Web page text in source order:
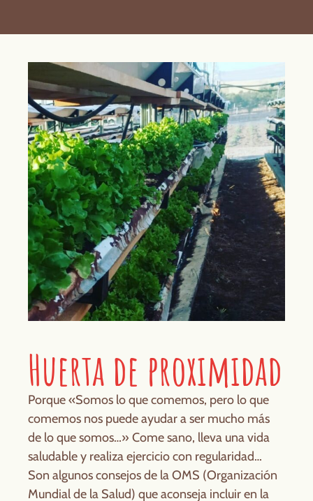
Huerta de proximidad
Porque «Somos lo que comemos, pero lo que
comemos nos puede ayudar a ser mucho más
de lo que somos…» Come sano, lleva una vida
saludable y realiza ejercicio con regularidad…
Son algunos consejos de la OMS (Organización
Mundial de la Salud) que aconseja incluir en la